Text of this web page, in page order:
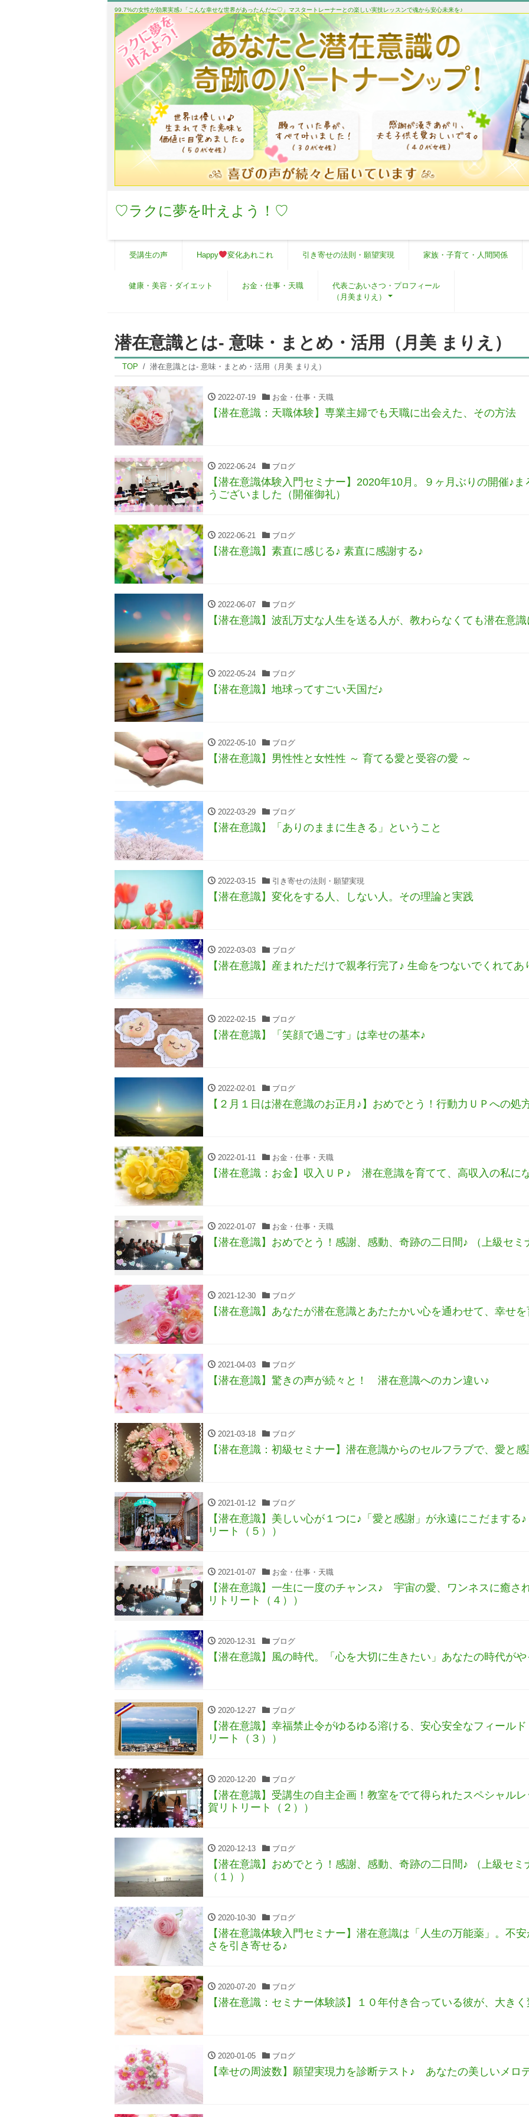
99.7%の女性が効果実感♪「こんな幸せな世界があったんだ〜♡」マスタートレーナーとの楽しい実技レッスンで魂から安心未来を♪
♡ラクに夢を叶えよう！♡
受講生の声 Happy 変化あれこれ 引き寄せの法則・願望実現 家族・子育て・人間関係
健康・美容・ダイエット お金・仕事・天職
代表ごあいさつ・プロフィール
（月美まりえ）
潜在意識とは- 意味・まとめ・活用（月美 まりえ）
TOP 潜在意識とは- 意味・まとめ・活用（月美 まりえ）
2022-07-19 お金・仕事・天職
【潜在意識：天職体験】専業主婦でも天職に出会えた、その方法
2022-06-24 ブログ
【潜在意識体験入門セミナー】2020年10月。９ヶ月ぶりの開催♪
うございました（開催御礼）
2022-06-21 ブログ
【潜在意識】素直に感じる♪ 素直に感謝する♪
2022-06-07 ブログ
【潜在意識】波乱万丈な人生を送る人が、教わらなくても潜在意
2022-05-24 ブログ
【潜在意識】地球ってすごい天国だ♪
2022-05-10 ブログ
【潜在意識】男性性と女性性 ～ 育てる愛と受容の愛 ～
2022-03-29 ブログ
【潜在意識】「ありのままに生きる」ということ
2022-03-15 引き寄せの法則・願望実現
【潜在意識】変化をする人、しない人。その理論と実践
2022-03-03 ブログ
【潜在意識】産まれただけで親孝行完了♪ 生命をつないでくれてあ
2022-02-15 ブログ
【潜在意識】「笑顔で過ごす」は幸せの基本♪
2022-02-01 ブログ
【２月１日は潜在意識のお正月♪】おめでとう！行動力ＵＰへの処
2022-01-11 お金・仕事・天職
【潜在意識：お金】収入ＵＰ♪ 潜在意識を育てて、高収入の私に
2022-01-07 お金・仕事・天職
【潜在意識】おめでとう！感謝、感動、奇跡の二日間♪ （上級セミ
2021-12-30 ブログ
【潜在意識】あなたが潜在意識とあたたかい心を通わせて、幸せ
2021-04-03 ブログ
【潜在意識】驚きの声が続々と！ 潜在意識へのカン違い♪
2021-03-18 ブログ
【潜在意識：初級セミナー】潜在意識からのセルフラブで、愛と
2021-01-12 ブログ
【潜在意識】美しい心が１つに♪「愛と感謝」が永遠にこだまする
リート（５））
2021-01-07 お金・仕事・天職
【潜在意識】一生に一度のチャンス♪ 宇宙の愛、ワンネスに癒さ
リトリート（４））
2020-12-31 ブログ
【潜在意識】風の時代。「心を大切に生きたい」あなたの時代がや
2020-12-27 ブログ
【潜在意識】幸福禁止令がゆるゆる溶ける、安心安全なフィール
リート（３））
2020-12-20 ブログ
【潜在意識】受講生の自主企画！教室をでて得られたスペシャル
賀リトリート（２））
2020-12-13 ブログ
【潜在意識】おめでとう！感謝、感動、奇跡の二日間♪ （上級セミ
（１））
2020-10-30 ブログ
【潜在意識体験入門セミナー】潜在意識は「人生の万能薬」。不
さを引き寄せる♪
2020-07-20 ブログ
【潜在意識：セミナー体験談】１０年付き合っている彼が、大きく
2020-01-05 ブログ
【幸せの周波数】願望実現力を診断テスト♪ あなたの美しいメロ